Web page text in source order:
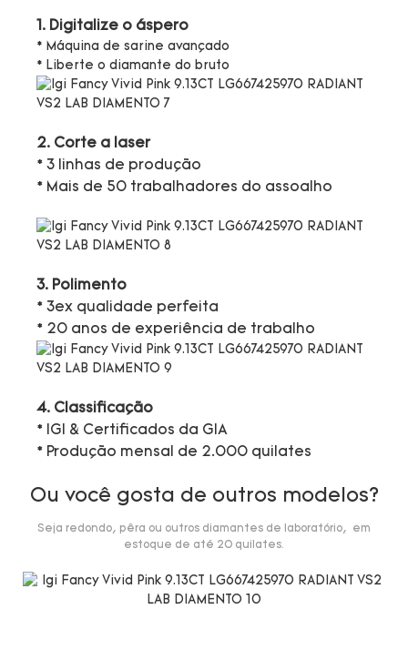
1. Digitalize o áspero
* Máquina de sarine avançado
* Liberte o diamante do bruto
2. Corte a laser
* 3 linhas de produção
* Mais de 50 trabalhadores do assoalho
3. Polimento
* 3ex qualidade perfeita
* 20 anos de experiência de trabalho
4. Classificação
* IGI & Certificados da GIA
* Produção mensal de 2.000 quilates
Ou você gosta de outros modelos?
Seja redondo, pêra ou outros diamantes de laboratório, em
estoque de até 20 quilates.